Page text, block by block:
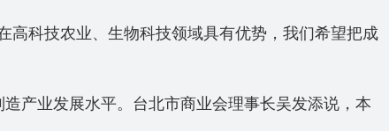
高科技农业、生物科技领域具有优势，我们希望把成
产业发展水平。台北市商业会理事长吴发添说，本